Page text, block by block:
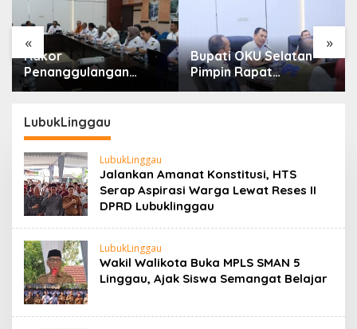
« »
Rakor
Penanggulangan
Kemiskinan Dan
Rumah, Pemkab OKU
Selatan Perkuat
Kolaborasi Dengan
Pemprov Sumsel
Bupati OKU Selatan
Pimpin Rapat
Koordinasi Verifikasi
LubukLinggau
LubukLinggau
Jalankan Amanat Konstitusi, HTS
Serap Aspirasi Warga Lewat Reses II
DPRD Lubuklinggau
LubukLinggau
Wakil Walikota Buka MPLS SMAN 5
Linggau, Ajak Siswa Semangat Belajar